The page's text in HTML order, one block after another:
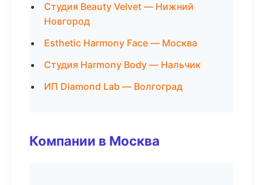
Студия Beauty Velvet — Нижний
Новгород
Esthetic Harmony Face — Москва
Студия Harmony Body — Нальчик
ИП Diamond Lab — Волгоград
Компании в Москва